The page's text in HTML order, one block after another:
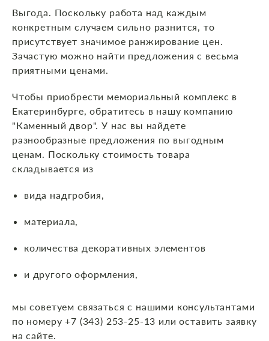
Выгода. Поскольку работа над каждым
конкретным случаем сильно разнится, то
присутствует значимое ранжирование цен.
Зачастую можно найти предложения с весьма
приятными ценами.
Чтобы приобрести мемориальный комплекс в
Екатеринбурге, обратитесь в нашу компанию
"Каменный двор". У нас вы найдете
разнообразные предложения по выгодным
ценам. Поскольку стоимость товара
складывается из
вида надгробия,
материала,
количества декоративных элементов
и другого оформления,
мы советуем связаться с нашими консультантами
по номеру +7 (343) 253-25-13 или оставить заявку
на сайте.